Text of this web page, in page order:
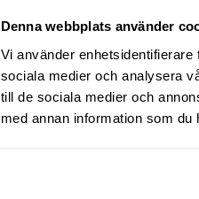
Denna webbplats använder
Vi använder
sociala medier och analysera
till de sociala medier och
med annan information som
får prova på alla våra
åksporter som återfinns i
och scooter/kickbike.
Deltagare uppmuntras
låna.
Alla 10+ år är välkomna